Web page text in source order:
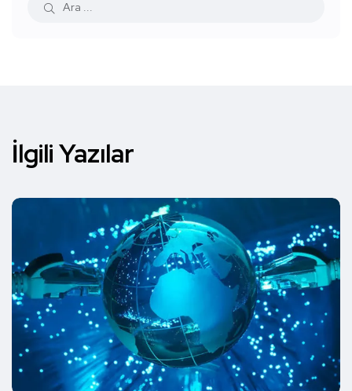
İlgili Yazılar